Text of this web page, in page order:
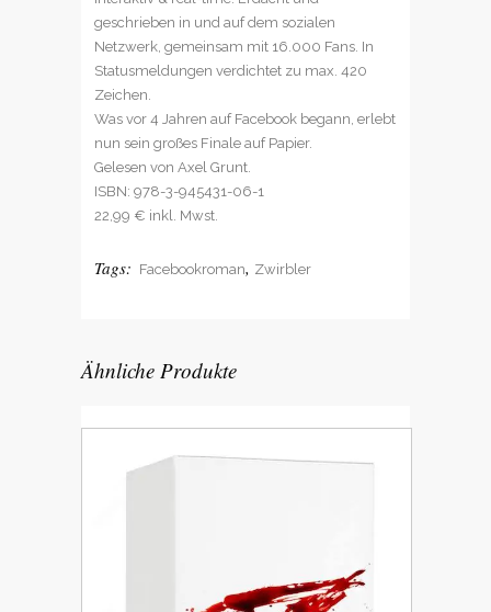
geschrieben in und auf dem sozialen
Netzwerk, gemeinsam mit 16.000 Fans. In
Statusmeldungen verdichtet zu max. 420
Zeichen.
Was vor 4 Jahren auf Facebook begann, erlebt
nun sein großes Finale auf Papier.
Gelesen von Axel Grunt.
ISBN: 978-3-945431-06-1
22,99 € inkl. Mwst.
Tags: Facebookroman, Zwirbler
Ähnliche Produkte